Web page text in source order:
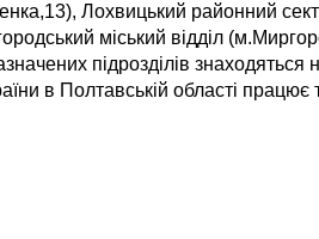
Лохвицький районний
міський відділ
підрозділів
в Полтавській області